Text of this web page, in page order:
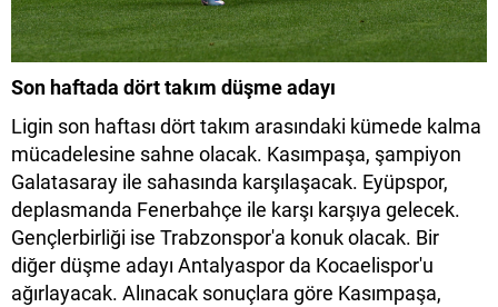
Son haftada dört takım düşme adayı
Ligin son haftası dört takım arasındaki kümede kalma
mücadelesine sahne olacak. Kasımpaşa, şampiyon
Galatasaray ile sahasında karşılaşacak. Eyüpspor,
deplasmanda Fenerbahçe ile karşı karşıya gelecek.
Gençlerbirliği ise Trabzonspor'a konuk olacak. Bir
diğer düşme adayı Antalyaspor da Kocaelispor'u
ağırlayacak. Alınacak sonuçlara göre Kasımpaşa,